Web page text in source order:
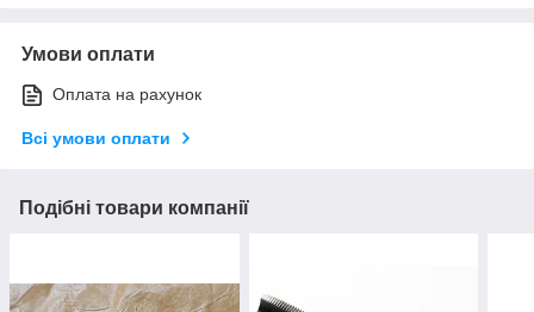
Умови оплати
Оплата на рахунок
Всі умови оплати
Подібні товари компанії